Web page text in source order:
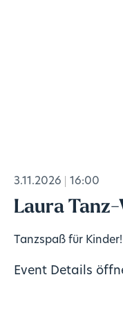
3.11.2026 16:00
Laura
Tanzspaß für Kinder!
Event Details